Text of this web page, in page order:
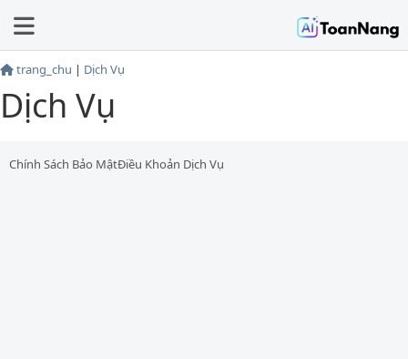
trang_chu | Dịch Vụ
Dịch Vụ
Chính Sách Bảo MậtĐiều Khoản Dịch Vụ